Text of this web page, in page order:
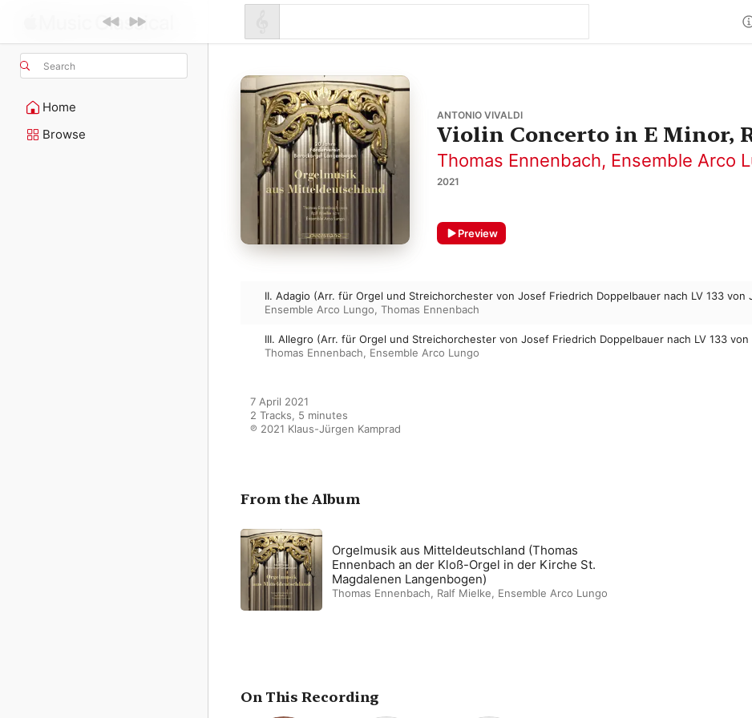
Search
Home
Browse
ANTONIO VIVALDI
Violin Concerto in E Minor,
Thomas Ennenbach, Ensemble Arco
2021
Preview
II. Adagio (Arr. für Orgel und Streichorchester von Josef Friedrich Doppelbauer nach LV 133 von
Ensemble Arco Lungo, Thomas Ennenbach
III. Allegro (Arr. für Orgel und Streichorchester von Josef Friedrich Doppelbauer nach LV 133
Thomas Ennenbach, Ensemble Arco Lungo
7 April 2021
2 Tracks, 5 minutes
℗ 2021 Klaus-Jürgen Kamprad
From the Album
Orgelmusik aus Mitteldeutschland (Thomas
Ennenbach an der Kloß-Orgel in der Kirche St.
Magdalenen Langenbogen)
Thomas Ennenbach, Ralf Mielke, Ensemble Arco Lungo
On This Recording